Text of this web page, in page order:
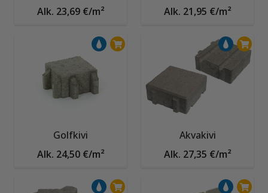
Alk. 23,69 €/m²
Alk. 21,95 €/m²
Golfkivi
Alk. 24,50 €/m²
Akvakivi
Alk. 27,35 €/m²